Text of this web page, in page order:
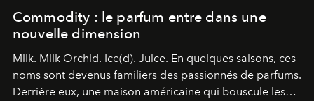
Commodity : le parfum entre dans une
nouvelle dimension
Milk. Milk Orchid. Ice(d). Juice. En quelques saisons, ces
noms sont devenus familiers des passionnés de parfums.
Derrière eux, une maison américaine qui bouscule les